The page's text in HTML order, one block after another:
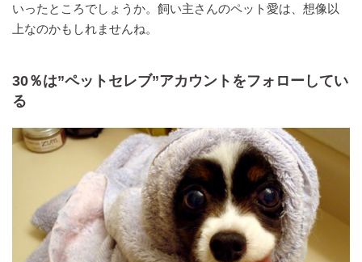
いったところでしょうか。飼い主さんのペット愛は、想像以
上なのかもしれませんね。
30％は”ペットセレブ”アカウントをフォローしてい
る